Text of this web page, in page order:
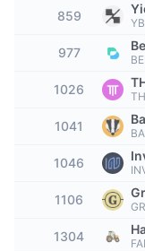
Winnaars
Meest
Sentiment
Chain
Indicatoren
Bitcoin-
FAQ
CMC Agent
CMC Max
Topverhalen
Telegram-bot
Adverteren
859 YB
977
1026
1041
1046
1106
1304